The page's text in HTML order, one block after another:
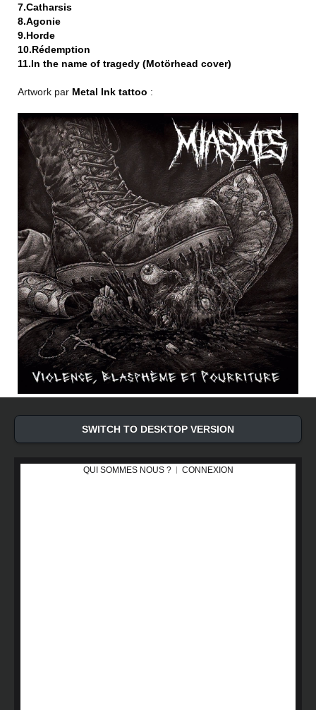
7.Catharsis
8.Agonie
9.Horde
10.Rédemption
11.In the name of tragedy (Motörhead cover)
Artwork par Metal Ink tattoo :
SWITCH TO DESKTOP VERSION
QUI SOMMES NOUS ? CONNEXION